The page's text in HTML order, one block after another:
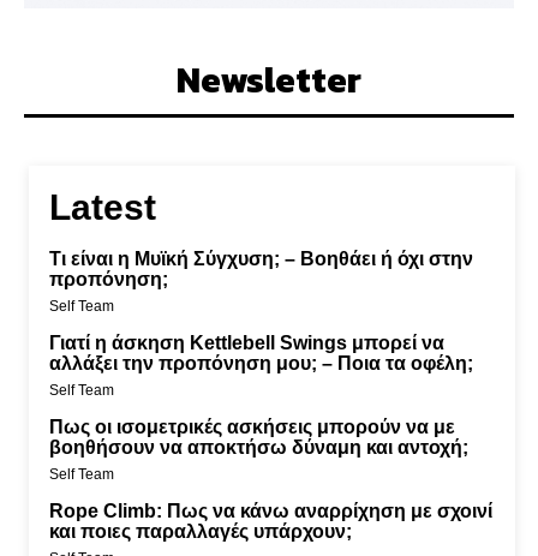
Newsletter
Latest
Τι είναι η Μυϊκή Σύγχυση; – Βοηθάει ή όχι στην
προπόνηση;
Self Team
Γιατί η άσκηση Kettlebell Swings μπορεί να
αλλάξει την προπόνηση μου; – Ποια τα οφέλη;
Self Team
Πως οι ισομετρικές ασκήσεις μπορούν να με
βοηθήσουν να αποκτήσω δύναμη και αντοχή;
Self Team
Rope Climb: Πως να κάνω αναρρίχηση με σχοινί
και ποιες παραλλαγές υπάρχουν;